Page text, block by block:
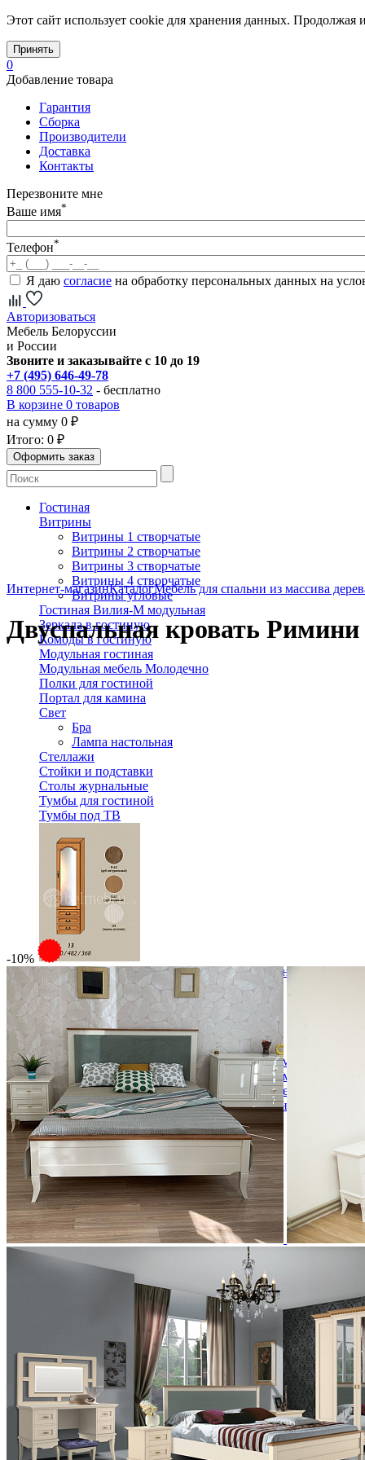
Этот сайт использует cookie для хранения данных. Продолжая
Принять
0
Добавление товара
Гарантия
Сборка
Производители
Доставка
Контакты
Перезвоните мне
Ваше имя*
Телефон*
Я даю согласие на обработку персональных данных на
Авторизоваться
Мебель Белоруссии
и России
Звоните и заказывайте с 10 до 19
+7 (495) 646-49-78
8 800 555-10-32 - бесплатно
В корзине 0 товаров
на сумму 0 ₽
Итого: 0 ₽
Гостиная
Витрины
Витрины 1 створчатые
Витрины 2 створчатые
Витрины 3 створчатые
Витрины 4 створчатые
Витрины угловые
Гостиная Вилия-М модульная
Зеркала в гостиную
Комоды в гостиную
Модульная гостиная
Модульная мебель Молодечно
Полки для гостиной
Портал для камина
Свет
Бра
Лампа настольная
Стеллажи
Стойки и подставки
Столы журнальные
Тумбы для гостиной
Тумбы под ТВ
Модульная гостиная Вилия-М Шкаф комбинированный
49 824 ₽
В корзину
Спальня
Деревянные кровати с подъемным механизмом
Кровати односпальные с подъемным механизмом
Кровати двуспальные с подъемным механизмом
Кровати полутороспальные с подъемным
Зеркала
Комоды
Кровати двуспальные
Кровати металлические
Кровати односпальные
Кровати полутороспальные
Решетки и настилы под матрас
Спальные гарнитуры
Тахта
Туалетные столики
Тумбы прикроватные
Шкафы для одежды
Антресоли на шкаф
Полки и ящики в шкаф для одежды
Шкаф 1-дверный для одежды и белья
Шкафы 2-х дверные для одежды и белья
Шкафы 3-х дверные для одежды и белья
Шкафы 4-х дверные для одежды и белья
Шкафы 5-ти дверные для одежды и белья
Шкафы 6-ти дверные для одежды и белья
Шкафы купе для одежды и белья
Шкафы угловые для одежды и белья
Ящики и короба
Интернет-магазинКаталогМебель для спальни из массива
Двуспальная кровать
-10%